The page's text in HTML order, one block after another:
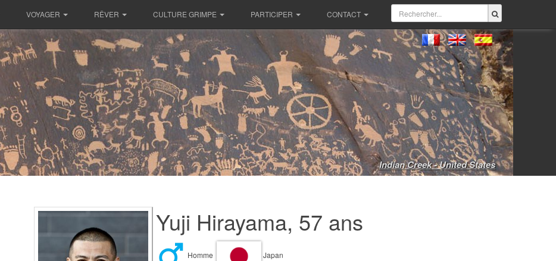
VOYAGER RÊVER CULTURE GRIMPE PARTICIPER CONTACT
Indian Creek - United States
Yuji Hirayama, 57 ans
Homme Japan